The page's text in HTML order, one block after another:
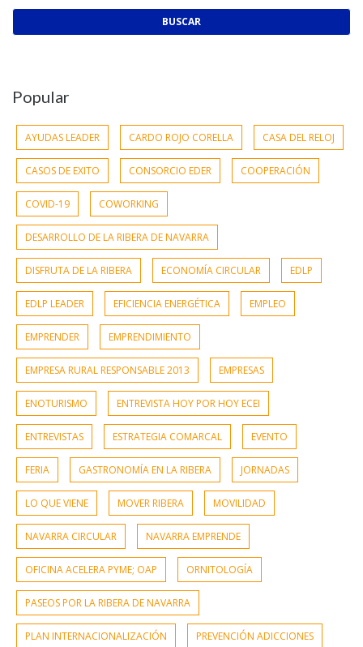
Popular
AYUDAS LEADER CARDO ROJO CORELLA CASA DEL RELOJ
CASOS DE EXITO CONSORCIO EDER COOPERACIÓN
COVID-19 COWORKING
DESARROLLO DE LA RIBERA DE NAVARRA
DISFRUTA DE LA RIBERA ECONOMÍA CIRCULAR EDLP
EDLP LEADER EFICIENCIA ENERGÉTICA EMPLEO
EMPRENDER EMPRENDIMIENTO
EMPRESA RURAL RESPONSABLE 2013 EMPRESAS
ENOTURISMO ENTREVISTA HOY POR HOY ECEI
ENTREVISTAS ESTRATEGIA COMARCAL EVENTO
FERIA GASTRONOMÍA EN LA RIBERA JORNADAS
LO QUE VIENE MOVER RIBERA MOVILIDAD
NAVARRA CIRCULAR NAVARRA EMPRENDE
OFICINA ACELERA PYME; OAP ORNITOLOGÍA
PASEOS POR LA RIBERA DE NAVARRA
PLAN INTERNACIONALIZACIÓN PREVENCIÓN ADICCIONES